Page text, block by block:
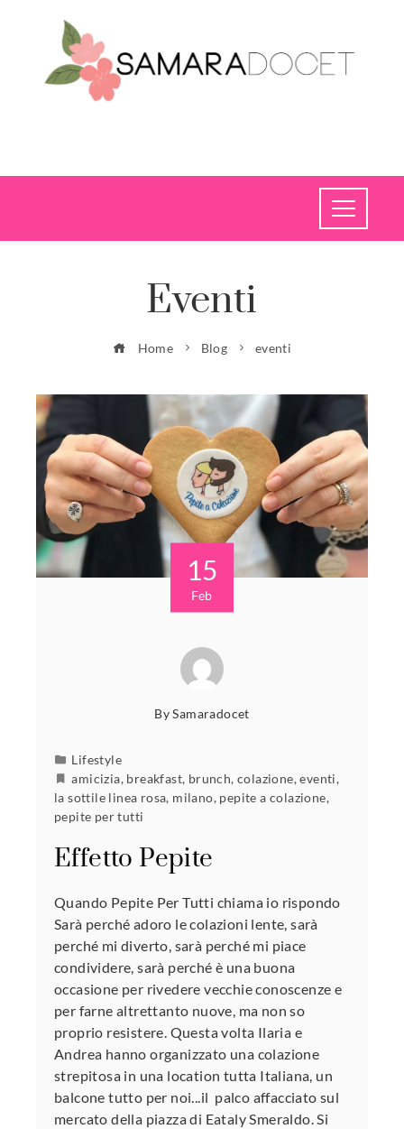
Eventi
Home Blog eventi
15
Feb
BySamaradocet
Lifestyle
amicizia, breakfast, brunch,colazione,eventi,
la sottile linea rosa, milano, pepite a colazione,
pepite per tutti
Effetto Pepite
Quando Pepite Per Tutti chiama io rispondo
Sarà perché adoro le colazioni lente, sarà
perché mi diverto, sarà perché mi piace
condividere, sarà perché è una buona
occasione per rivedere vecchie conoscenze e
per farne altrettanto nuove, ma non so
proprio resistere. Questa volta Ilaria e
Andrea hanno organizzato una colazione
strepitosa in una location tutta Italiana, un
balcone tutto per noi...il palco affacciato sul
mercato della piazza di Eataly Smeraldo. Si